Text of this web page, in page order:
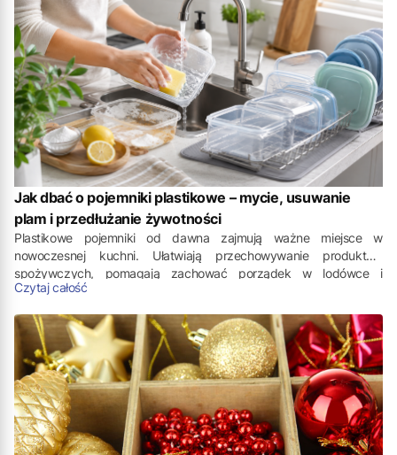
długo się zastanawiać, jak ogarnąć bałagan w samochodzie.
Jak dbać o pojemniki plastikowe – mycie, usuwanie
plam i przedłużanie żywotności
Plastikowe pojemniki od dawna zajmują ważne miejsce w
nowoczesnej kuchni. Ułatwiają przechowywanie produktów
spożywczych, pomagają zachować porządek w lodówce i
pozwalają wygodnie transportować posiłki poza domem. Nawet
codziennej eksploatacji. Na szczęście kilka prostych nawyków
wystarczy, aby przez długi czas zachowały swoje walory
użytkowe oraz nienaganną prezencję.
Czytaj całość